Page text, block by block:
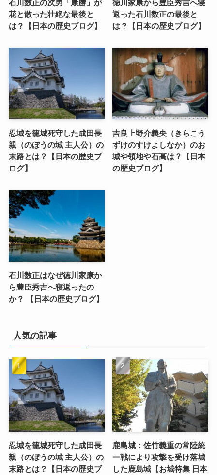
石川数正の次男「康勝」が
花と散った壮絶な最後と
は？【日本の歴史ブログ】
徳川家康から豊臣秀吉へ寝
返った石川数正の最後と
は？【日本の歴史ブログ】
忍城を籠城死守した成田長
親（のぼうの城 主人公）の
末路とは？【日本の歴史ブ
ログ】
吉良上野介義央（きらこう
ずけのすけよしなか）のお
城や領地や石高は？【日本
の歴史ブログ】
石川数正はなぜ徳川家康か
ら豊臣秀吉へ寝返ったの
か？ 【日本の歴史ブログ】
人気の記事
忍城を籠城死守した成田長
親（のぼうの城 主人公）の
末路とは？【日本の歴史ブ
鹿島城：佐竹義重の常陸統
一戦により攻撃を受け落城
した鹿島城【お城特集 日本